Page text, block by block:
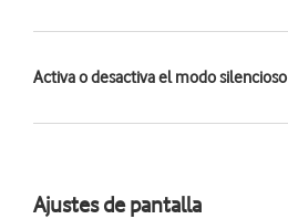
Activa o desactiva el modo silencioso
Ajustes de pantalla